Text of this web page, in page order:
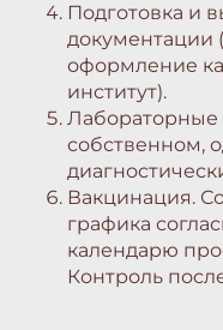
Подготовка и
документации
оформление
институт).
Лабораторные
собственном,
Вакцинация.
графика
календарю
Контроль